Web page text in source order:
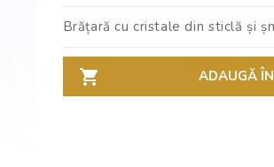
Brățară cu cristale din sticlă și
ADAUGĂ